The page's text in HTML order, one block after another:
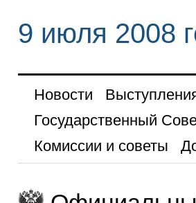
9 июля 2008
Новости
Государственный
Комиссии и советы